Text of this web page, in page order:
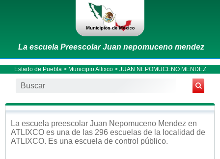
La escuela Preescolar Juan nepomuceno mendez
Estado de Puebla > Municipio Atlixco> JUAN NEPOMUCENO MENDEZ
La escuela preescolar Juan Nepomuceno Mendez en
ATLIXCO es una de las 296 escuelas de la localidad de
ATLIXCO. Es una escuela de control público.